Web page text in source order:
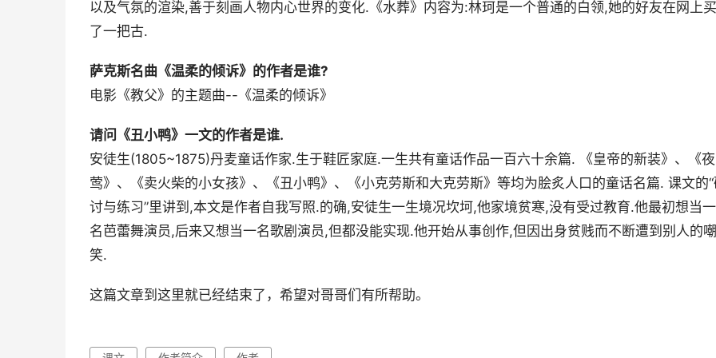
以及气氛的渲染,善于刻画人物内心世界的变化.《水葬》内容为:林珂是一个普通的白领,她的好友在网上买
了一把古.
萨克斯名曲《温柔的倾诉》的作者是谁?
电影《教父》的主题曲--《温柔的倾诉》
请问《丑小鸭》一文的作者是谁.
安徒生(1805~1875)丹麦童话作家.生于鞋匠家庭.一生共有童话作品一百六十余篇. 《皇帝的新装》、《夜
莺》、《卖火柴的小女孩》、《丑小鸭》、《小克劳斯和大克劳斯》等均为脍炙人口的童话名篇. 课文的
讨与练习”里讲到,本文是作者自我写照.的确,安徒生一生境况坎坷,他家境贫寒,没有受过教育.他最初想当一
名芭蕾舞演员,后来又想当一名歌剧演员,但都没能实现.他开始从事创作,但因出身贫贱而不断遭到别人的嘲
笑.
这篇文章到这里就已经结束了，希望对哥哥们有所帮助。